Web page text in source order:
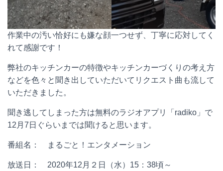
作業中の汚い恰好にも嫌な顔一つせず、丁寧に応対してく
れて感謝です！
弊社のキッチンカーの特徴やキッチンカーづくりの考え方
などを色々と聞き出していただいてリクエスト曲も流して
いただきました。
聞き逃してしまった方は無料のラジオアプリ「radiko」で
12月7日ぐらいまでは聞けると思います。
番組名： まるごと！エンタメーション
放送日： 2020年12月２日（水）15：38頃～